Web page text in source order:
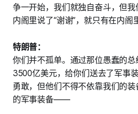
争一开始，我们就独自奋斗，但
内阁里说了“谢谢”，就只有在内阁
特朗普：
你们并不孤单。通过那位愚蠢的总
3500亿美元，给你们送去了军事
勇敢，但他们不得不依靠我们的装
的军事装备——